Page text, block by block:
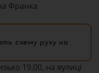
Франка
схему руху на
19.00, на вулиці